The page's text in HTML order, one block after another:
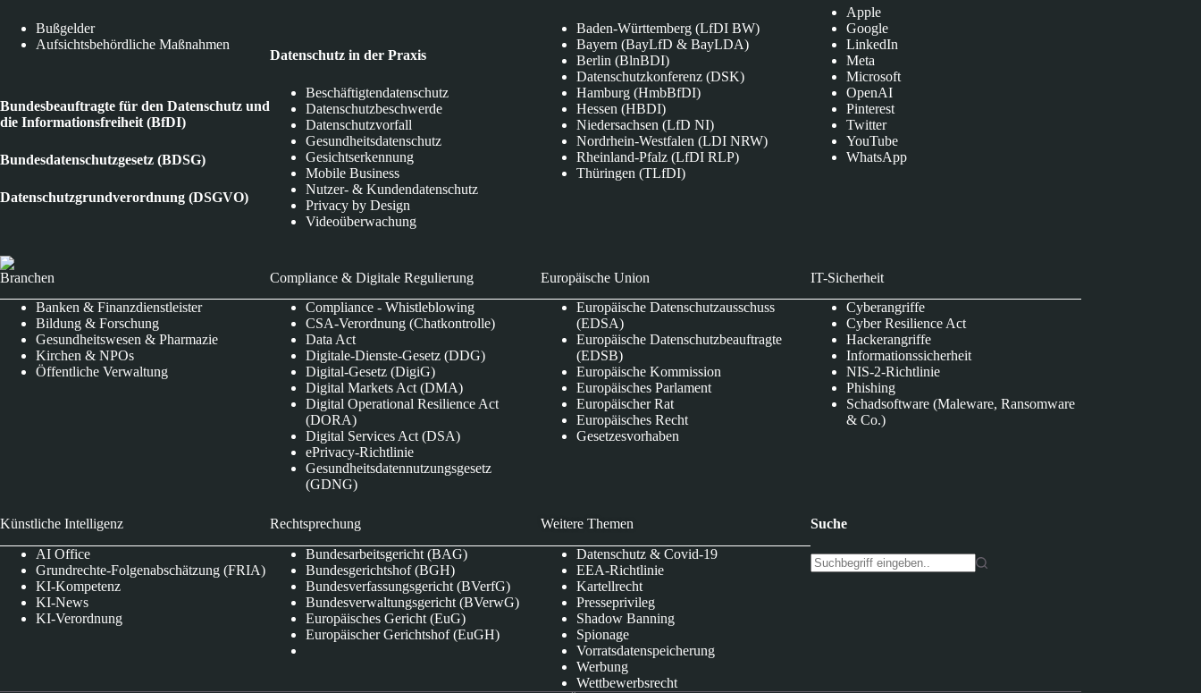
Bußgelder
Aufsichtsbehördliche Maßnahmen
Bundesbeauftragte für den Datenschutz und
die Informationsfreiheit (BfDI)
Bundesdatenschutzgesetz (BDSG)
Datenschutzgrundverordnung (DSGVO)
Datenschutz in der Praxis
Beschäftigtendatenschutz
Datenschutzbeschwerde
Datenschutzvorfall
Gesundheitsdatenschutz
Gesichtserkennung
Mobile Business
Nutzer- & Kundendatenschutz
Privacy by Design
Videoüberwachung
Baden-Württemberg (LfDI BW)
Bayern (BayLfD & BayLDA)
Berlin (BlnBDI)
Datenschutzkonferenz (DSK)
Hamburg (HmbBfDI)
Hessen (HBDI)
Niedersachsen (LfD NI)
Nordrhein-Westfalen (LDI NRW)
Rheinland-Pfalz (LfDI RLP)
Thüringen (TLfDI)
Apple
Google
LinkedIn
Meta
Microsoft
OpenAI
Pinterest
Twitter
YouTube
WhatsApp
Branchen
Banken & Finanzdienstleister
Bildung & Forschung
Gesundheitswesen & Pharmazie
Kirchen & NPOs
Öffentliche Verwaltung
Compliance & Digitale Regulierung
Compliance - Whistleblowing
CSA-Verordnung (Chatkontrolle)
Data Act
Digitale-Dienste-Gesetz (DDG)
Digital-Gesetz (DigiG)
Digital Markets Act (DMA)
Digital Operational Resilience Act
(DORA)
Digital Services Act (DSA)
ePrivacy-Richtlinie
Gesundheitsdatennutzungsgesetz
(GDNG)
Europäische Union
Europäische Datenschutzausschuss
(EDSA)
Europäische Datenschutzbeauftragte
(EDSB)
Europäische Kommission
Europäisches Parlament
Europäischer Rat
Europäisches Recht
Gesetzesvorhaben
IT-Sicherheit
Cyberangriffe
Cyber Resilience Act
Hackerangriffe
Informationssicherheit
NIS-2-Richtlinie
Phishing
Schadsoftware (Maleware, Ransomware
& Co.)
Künstliche Intelligenz
AI Office
Grundrechte-Folgenabschätzung (FRIA)
KI-Kompetenz
KI-News
KI-Verordnung
Rechtsprechung
Bundesarbeitsgericht (BAG)
Bundesgerichtshof (BGH)
Bundesverfassungsgericht (BVerfG)
Bundesverwaltungsgericht (BVerwG)
Europäisches Gericht (EuG)
Europäischer Gerichtshof (EuGH)
Weitere Themen
Datenschutz & Covid-19
EEA-Richtlinie
Kartellrecht
Presseprivileg
Shadow Banning
Spionage
Vorratsdatenspeicherung
Werbung
Wettbewerbsrecht
Suche